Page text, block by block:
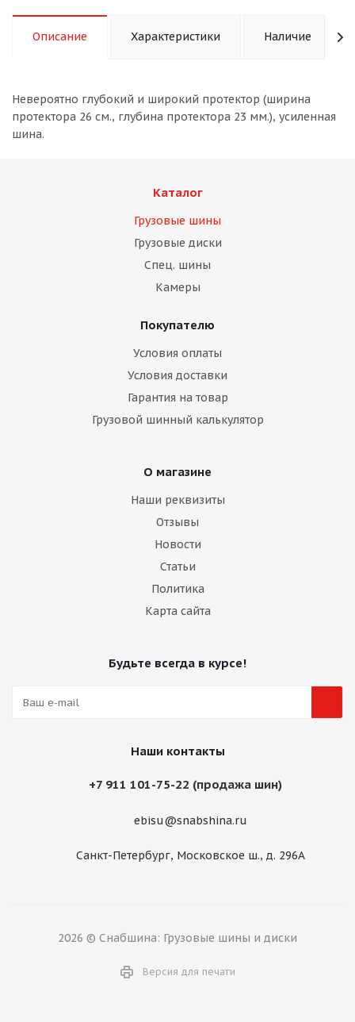
Описание Характеристики Наличие
Невероятно глубокий и широкий протектор (ширина
протектора 26 см., глубина протектора 23 мм.), усиленная
шина.
Каталог
Грузовые шины
Грузовые диски
Спец. шины
Камеры
Покупателю
Условия оплаты
Условия доставки
Гарантия на товар
Грузовой шинный калькулятор
О магазине
Наши реквизиты
Отзывы
Новости
Статьи
Политика
Карта сайта
Будьте всегда в курсе!
Наши контакты
+7 911 101-75-22 (продажа шин)
ebisu@snabshina.ru
Санкт-Петербург, Московское ш., д. 296А
2026 © Снабшина: Грузовые шины и диски
Версия для печати